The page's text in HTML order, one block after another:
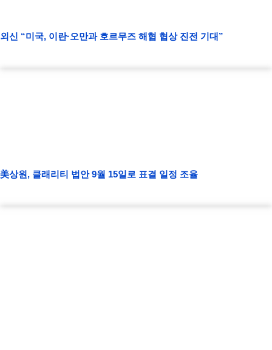
외신 “미국, 이란·오만과 호르무즈 해협 협상 진전 기대”
美상원, 클래리티 법안 9월 15일로 표결 일정 조율